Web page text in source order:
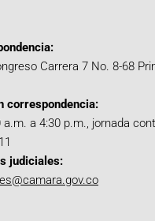
Carrera 7 No. 8-68
correspondencia:
a.m. a 4:30 p.m., jornada
judiciales: